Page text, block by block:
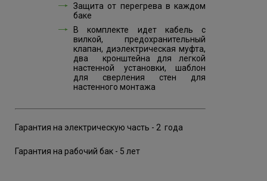
Защита от перегрева в каждом
баке
В комплекте идет кабель с
вилкой, предохранительный
клапан, диэлектрическая муфта,
два кронштейна для легкой
настенной установки, шаблон
для сверления стен для
настенного монтажа
Гарантия на электрическую часть - 2 года
Гарантия на рабочий бак - 5 лет